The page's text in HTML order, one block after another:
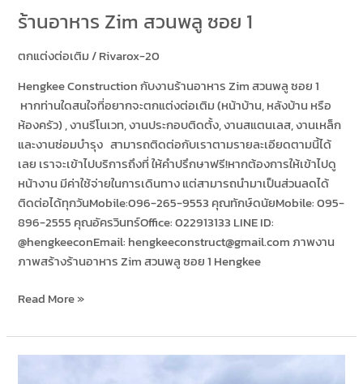
ร้านอาหาร Zim สวนพลู ซอย 1
ตกแต่งต่อเติม/Rivarox-20
Hengkee Construction กับงานร้านอาหาร Zim สวนพลู ซอย 1
หากท่านใดสนใจที่อยากจะตกแต่งต่อเติม (หน้าบ้าน, หลังบ้าน หรือ
ห้องครัว) , งานรีโนเวท, งานประกอบติดตั้ง, งานสแตนเลส, งานเหล็ก
และงานซ่อมบำรุง สามารถติดต่อกับเราตามรายละเอียดตามนี้ได้
เลย เราจะเข้าไปบริการถึงที่ ให้คำปรึกษาฟรี!หากต้องการให้เข้าไปดู
หน้างาน มีค่าใช้จ่ายในการเดินทาง แต่สามารถนำมาเป็นส่วนลดได้
ติดต่อได้ทุกวันMobile:096-265-9553 คุณทักษ์ดนัยMobile: 095-
896-2555 คุณอัครวินทร์Office: 022913133 LINE ID:​
@hengkeeconEmail: hengkeeconstruct@gmail.com ภาพงาน
ภาพสร้างร้านอาหาร Zim สวนพลู ซอย 1 Hengkee
Read More »